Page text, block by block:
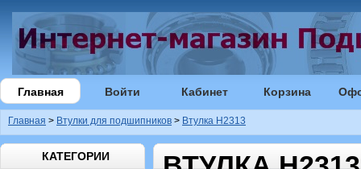
Главная Войти Кабинет Корзина
Главная > Втулки для подшипников > Втулка H2313
КАТЕГОРИИ